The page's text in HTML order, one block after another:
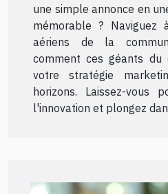
une simple annonce en
mémorable ? Naviguez
aériens de la
comment ces géants
votre stratégie
horizons. Laissez-
l'innovation et plongez